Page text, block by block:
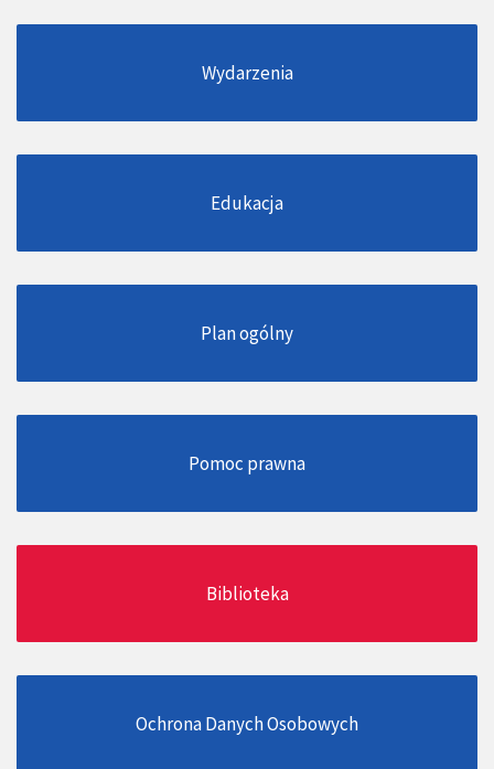
Wydarzenia
Edukacja
Plan ogólny
Pomoc prawna
Biblioteka
Ochrona Danych Osobowych